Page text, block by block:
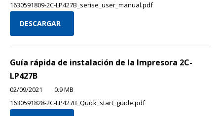
1630591809-2C-LP427B_serise_user_manual.pdf
DESCARGAR
Guía rápida de instalación de la Impresora 2C-
LP427B
02/09/2021
0.9 MB
1630591828-2C-LP427B_Quick_start_guide.pdf